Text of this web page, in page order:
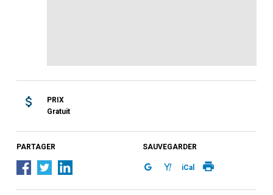
PRIX
Gratuit
PARTAGER SAUVEGARDER
iCal